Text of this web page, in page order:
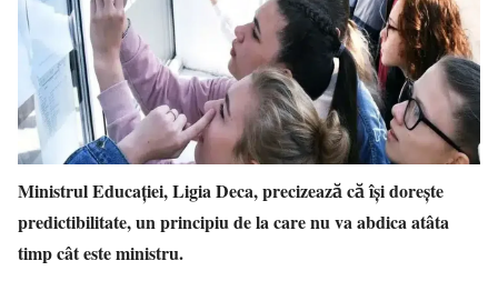
Ministrul Educaţiei, Ligia Deca, precizează că îşi doreşte
predictibilitate, un principiu de la care nu va abdica atâta
timp cât este ministru.